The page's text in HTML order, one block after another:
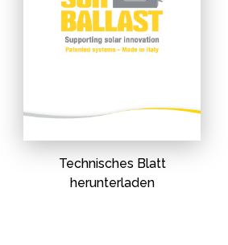
Technisches Blatt
herunterladen